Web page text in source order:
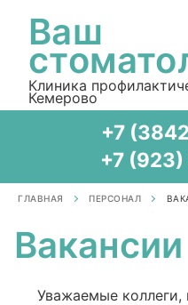
Ваш
Клиника
Кемерово
+7
+7
ГЛАВНАЯ ПЕРСОНАЛ
Вакансии
Уважаемые коллеги,